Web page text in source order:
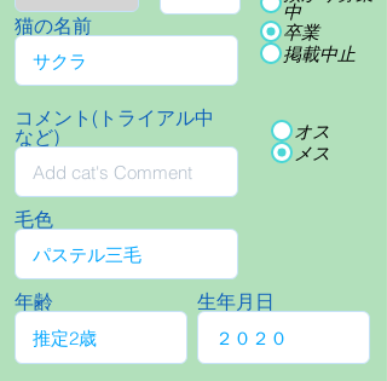
猫の名前
中
卒業
掲載中止
コメント(トライアル中
など)
オス
メス
毛色
年齢 生年月日